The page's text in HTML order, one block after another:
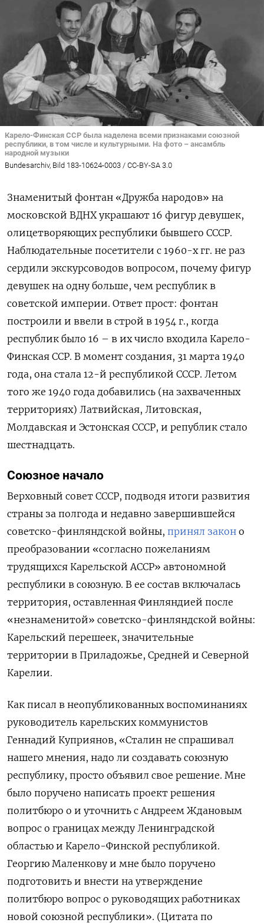
Карело-Финская ССР была наделена всеми признаками союзной
республики, в том числе и культурными. На фото – ансамбль
народной музыки
Bundesarchiv, Bild 183-10624-0003 / CC-BY-SA 3.0
Знаменитый фонтан «Дружба народов» на
московской ВДНХ украшают 16 фигур девушек,
олицетворяющих республики бывшего СССР.
Наблюдательные посетители с 1960-х гг. не раз
сердили экскурсоводов вопросом, почему фигур
девушек на одну больше, чем республик в
советской империи. Ответ прост: фонтан
построили и ввели в строй в 1954 г., когда
республик было 16 – в их число входила Карело-
Финская ССР. В момент создания, 31 марта 1940
года, она стала 12-й республикой СССР. Летом
того же 1940 года добавились (на захваченных
территориях) Латвийская, Литовская,
Молдавская и Эстонская СССР, и републик стало
шестнадцать.
Союзное начало
Верховный совет СССР, подводя итоги развития
страны за полгода и недавно завершившейся
советско-финляндской войны, принял закон о
преобразовании «согласно пожеланиям
трудящихся Карельской АССР» автономной
республики в союзную. В ее состав включалась
территория, оставленная Финляндией после
«незнаменитой» советско-финляндской войны:
Карельский перешеек, значительные
территории в Приладожье, Средней и Северной
Карелии.
Как писал в неопубликованных воспоминаниях
руководитель карельских коммунистов
Геннадий Куприянов, «Сталин не спрашивал
нашего мнения, надо ли создавать союзную
республику, просто объявил свое решение. Мне
было поручено написать проект решения
политбюро о и уточнить с Андреем Ждановым
вопрос о границах между Ленинградской
областью и Карело-Финской республикой.
Георгию Маленкову и мне было поручено
подготовить и внести на утверждение
политбюро вопрос о руководящих работниках
новой союзной республики». (Цитата по